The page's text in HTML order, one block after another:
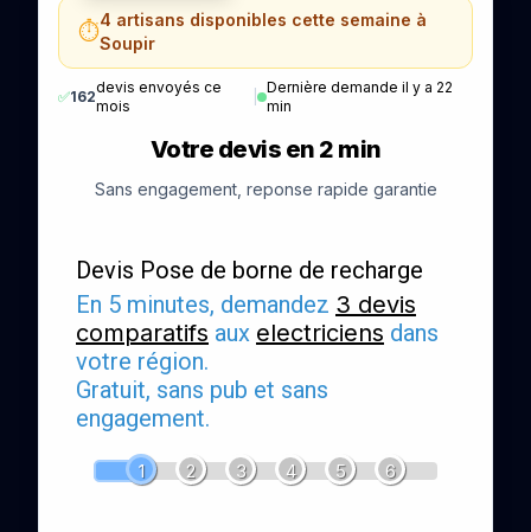
⏱️4 artisans disponibles cette semaine à
Soupir
✅162
devis envoyés ce
mois
Dernière demande il y a 22
min
Votre devis en 2 min
Sans engagement, reponse rapide garantie
Devis Pose de borne de recharge
En 5 minutes, demandez 3 devis
comparatifs aux electriciens dans
votre région.
Gratuit, sans pub et sans
engagement.
1 2 3 4 5 6